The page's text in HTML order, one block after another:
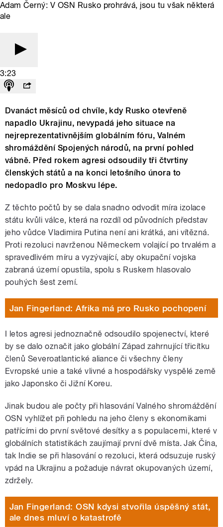
Adam Černý: V OSN Rusko prohrává, jsou tu však některá
ale
3:23
Dvanáct měsíců od chvíle, kdy Rusko otevřeně
napadlo Ukrajinu, nevypadá jeho situace na
nejreprezentativnějším globálním fóru, Valném
shromáždění Spojených národů, na první pohled
vábně. Před rokem agresi odsoudily tři čtvrtiny
členských států a na konci letošního února to
nedopadlo pro Moskvu lépe.
Z těchto počtů by se dala snadno odvodit míra izolace
státu kvůli válce, která na rozdíl od původních představ
jeho vůdce Vladimira Putina není ani krátká, ani vítězná.
Proti rezoluci navrženou Německem volající po trvalém a
spravedlivém míru a vyzývající, aby okupační vojska
zabraná území opustila, spolu s Ruskem hlasovalo
pouhých šest zemí.
Jan Fingerland: Afrika má pro Rusko pochopení
I letos agresi jednoznačně odsoudilo spojenectví, které
by se dalo označit jako globální Západ zahrnující třicítku
členů Severoatlantické aliance či všechny členy
Evropské unie a také vlivné a hospodářsky vyspělé země
jako Japonsko či Jižní Koreu.
Jinak budou ale počty při hlasování Valného shromáždění
OSN vyhlížet při pohledu na jeho členy s ekonomikami
patřícími do první světové desítky a s populacemi, které v
globálních statistikách zaujímají první dvě místa. Jak Čína,
tak Indie se při hlasování o rezoluci, která odsuzuje ruský
vpád na Ukrajinu a požaduje návrat okupovaných území,
zdržely.
Jan Fingerland: OSN kdysi stvořila úspěšný stát,
ale dnes mluví o katastrofě